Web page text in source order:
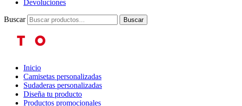
Devoluciones
Buscar Buscar
Inicio
Camisetas personalizadas
Sudaderas personalizadas
Diseña tu producto
Productos promocionales